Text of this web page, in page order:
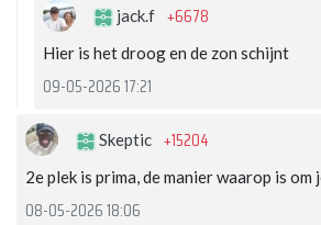
jack.f +6678
Hier is het droog en de zon schijnt
09-05-2026 17:21
Skeptic +15204
2e plek is prima, de manier waarop is om
08-05-2026 18:06